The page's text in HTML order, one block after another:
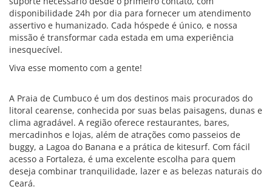
disponibilidade 24h por dia para fornecer um atendimento
assertivo e humanizado. Cada hóspede é único, e nossa
missão é transformar cada estada em uma experiência
inesquecível.
Viva esse momento com a gente!
A Praia de Cumbuco é um dos destinos mais procurados do
litoral cearense, conhecida por suas belas paisagens, dunas e
clima agradável. A região oferece restaurantes, bares,
mercadinhos e lojas, além de atrações como passeios de
buggy, a Lagoa do Banana e a prática de kitesurf. Com fácil
acesso a Fortaleza, é uma excelente escolha para quem
deseja combinar tranquilidade, lazer e as belezas naturais do
Ceará.